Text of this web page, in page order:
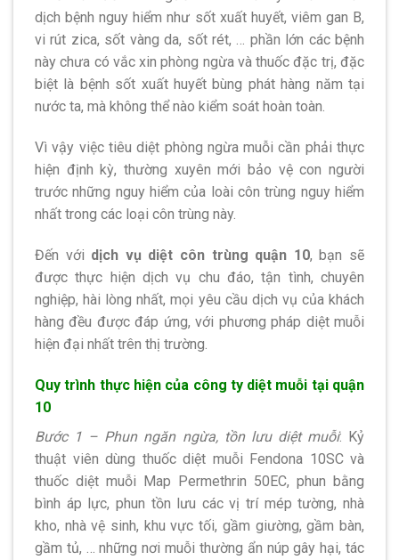
dịch bệnh nguy hiểm như sốt xuất huyết, viêm gan B,
vi rút zica, sốt vàng da, sốt rét, … phần lớn các bệnh
này chưa có vắc xin phòng ngừa và thuốc đặc trị, đặc
biệt là bệnh sốt xuất huyết bùng phát hàng năm tại
nước ta, mà không thể nào kiểm soát hoàn toàn.
Vì vậy việc tiêu diệt phòng ngừa muỗi cần phải thực
hiện định kỳ, thường xuyên mới bảo vệ con người
trước những nguy hiểm của loài côn trùng nguy hiểm
nhất trong các loại côn trùng này.
Đến với dịch vụ diệt côn trùng quận 10, bạn sẽ
được thực hiện dịch vụ chu đáo, tận tình, chuyên
nghiệp, hài lòng nhất, mọi yêu cầu dịch vụ của khách
hàng đều được đáp ứng, với phương pháp diệt muỗi
hiện đại nhất trên thị trường.
Quy trình thực hiện của công ty diệt muỗi tại quận
10
Bước 1 – Phun ngăn ngừa, tồn lưu diệt muỗi: Kỷ
thuật viên dùng thuốc diệt muỗi Fendona 10SC và
thuốc diệt muỗi Map Permethrin 50EC, phun bằng
bình áp lực, phun tồn lưu các vị trí mép tường, nhà
kho, nhà vệ sinh, khu vực tối, gầm giường, gầm bàn,
gầm tủ, … những nơi muỗi thường ẩn núp gây hại, tác